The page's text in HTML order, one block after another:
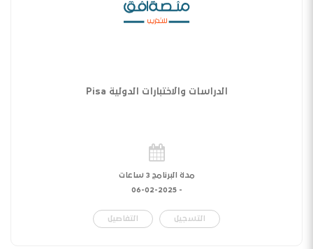
الدراسات والاختبارات الدولية Pisa
مدة البرنامج 3 ساعات
-
06-02-2025
التسجيل التفاصيل